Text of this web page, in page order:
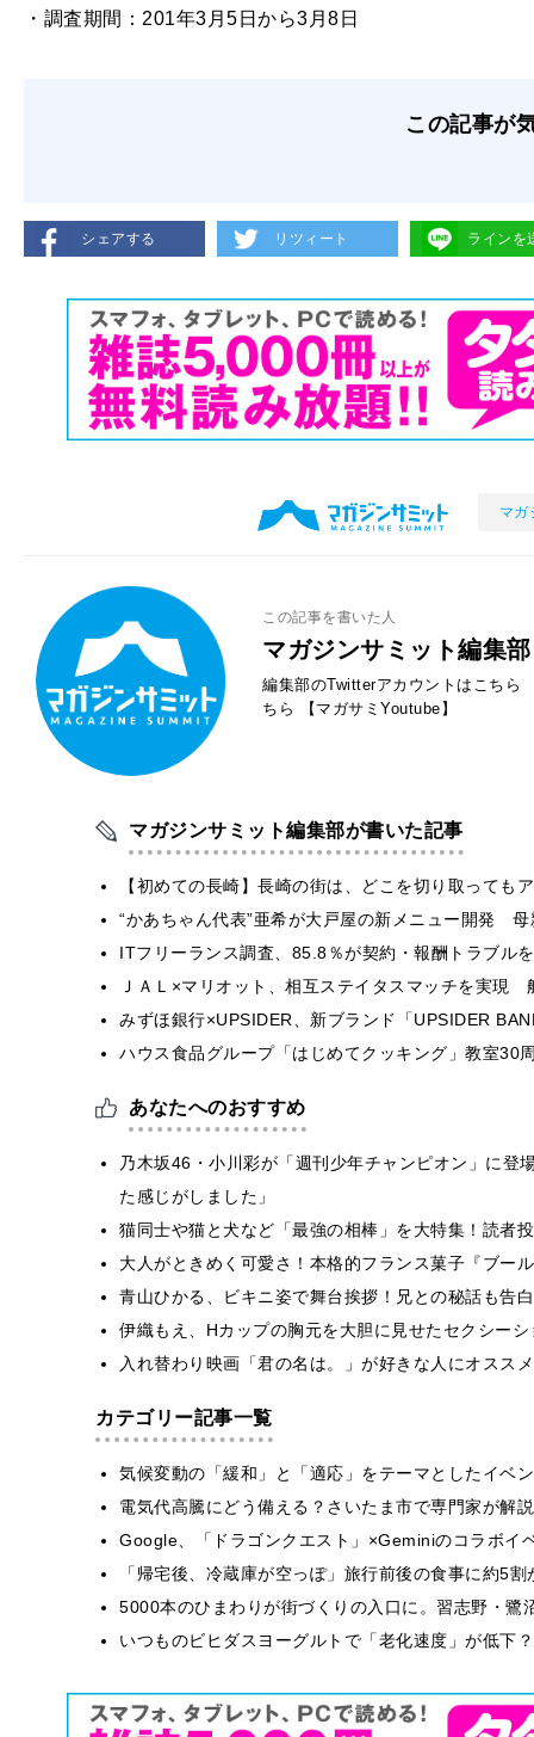
・調査期間：201年3月5日から3月8日
この記事が
シェアする リツィート ラインを
マガ
この記事を書いた人
マガジンサミット編集部
編集部のTwitterアカウントはこちら
ちら
【マガサミYoutube】
マガジンサミット編集部が書いた記事
【初めての長崎】長崎の街は、どこを切り取って
“かあちゃん代表”亜希が大戸屋の新メニュー開発
ITフリーランス調査、85.8％が契約・報酬トラブ
ＪＡＬ×マリオット、相互ステイタスマッチを実
みずほ銀行×UPSIDER、新ブランド「UPSIDER
ハウス食品グループ「はじめてクッキング」教室
あなたへのおすすめ
乃木坂46・小川彩が「週刊少年チャンピオン」に登
た感じがしました」
猫同士や猫と犬など「最強の相棒」を大特集！読者
大人がときめく可愛さ！本格的フランス菓子『ブー
青山ひかる、ビキニ姿で舞台挨拶！兄との秘話も告
伊織もえ、Hカップの胸元を大胆に見せたセクシー
入れ替わり映画「君の名は。」が好きな人にオスス
カテゴリー記事一覧
気候変動の「緩和」と「適応」をテーマとしたイベ
電気代高騰にどう備える？さいたま市で専門家が解
Google、「ドラゴンクエスト」×Geminiのコラボイ
「帰宅後、冷蔵庫が空っぽ」旅行前後の食事に約5
5000本のひまわりが街づくりの入口に。習志野・
いつものビヒダスヨーグルトで「老化速度」が低